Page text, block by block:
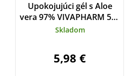
Upokojujúci gél s Aloe
vera 97% VIVAPHARM 500
ml
Skladom
5,98 €